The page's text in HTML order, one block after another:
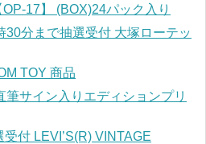
17】 (BOX)24パック入り
30分まで抽選受付 大塚ローテッ
TOY 商品
サイン入りエディションプリ
付 LEVI’S(R) VINTAGE